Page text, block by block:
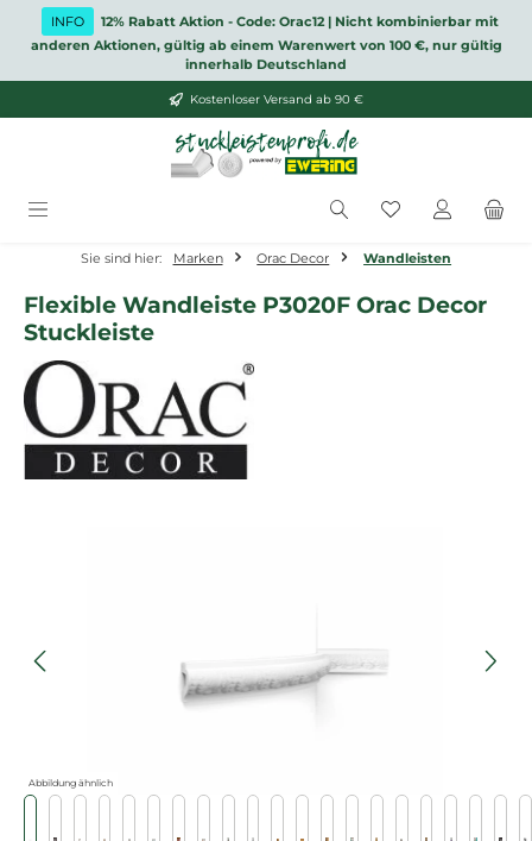
Zum Hauptinhalt springen
INFO
12% Rabatt Aktion - Code: Orac12 | Nicht kombinierbar mit
anderen Aktionen, gültig ab einem Warenwert von 100 €, nur gültig
innerhalb Deutschland
Kostenloser Versand ab 90 €
Du hast 0
Sie sind hier: Marken Orac Decor Wandleisten
Flexible Wandleiste P3020F Orac Decor
Stuckleiste
Abbildung ähnlich